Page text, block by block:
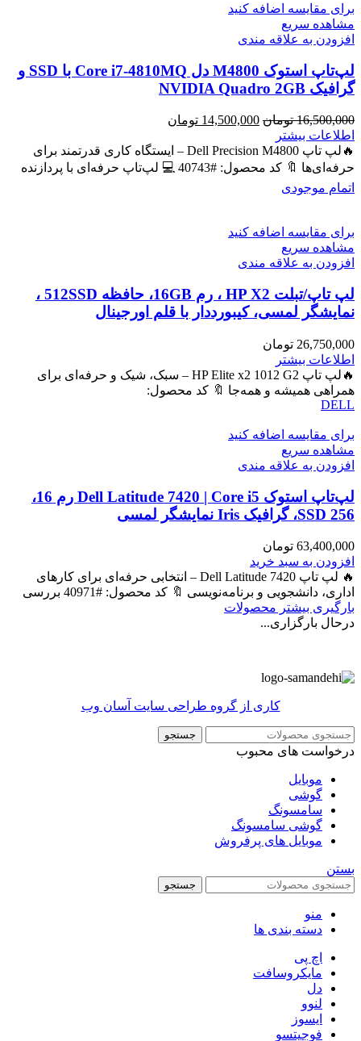
برای مقایسه اضافه کنید
مشاهده سریع
افزودن به علاقه مندی
لپ‌تاپ استوک M4800 دل Core i7-4810MQ با SSD و
گرافیک NVIDIA Quadro 2GB
16,500,000 تومان قیمت
16,500,000 تومان
بود.
14,500,000 تومان
14,500,000 تومان
است.
اطلاعات بیشتر
🔥لپ تاپ Dell Precision M4800 – ایستگاه کاری قدرتمند برای
حرفه‌ای‌ها 🔖 کد محصول: #40743 💻 لپ‌تاپ حرفه‌ای با پردازنده
اتمام موجودی
برای مقایسه اضافه کنید
مشاهده سریع
افزودن به علاقه مندی
لپ تاپ/تبلت HP X2 ، رم 16GB، حافظه 512SSD ،
نمایشگر لمسی، کیبورددار با قلم اورجینال
26,750,000 تومان
اطلاعات بیشتر
🔥لپ تاپ HP Elite x2 1012 G2 – سبک، شیک و حرفه‌ای برای
همراهی همیشه و همه‌جا 🔖 کد محصول:
DELL
برای مقایسه اضافه کنید
مشاهده سریع
افزودن به علاقه مندی
لپ‌تاپ استوک Dell Latitude 7420 | Core i5 رم 16،
SSD 256، گرافیک Iris نمایشگر لمسی
63,400,000 تومان
افزودن به سبد خرید
🔥 لپ تاپ Dell Latitude 7420 – انتخابی حرفه‌ای برای کارهای
اداری، دانشجویی و برنامه‌نویسی 🔖 کد محصول: #40971 بررسی
بارگیری بیشتر محصولات
درحال بارگزاری...
کاری از گروه طراحی سایت آسان وب
جستجو
درخواست های محبوب
موبایل
گوشی
سامسونگ
گوشی سامسونگ
موبایل های پرفروش
بستن
جستجو
منو
دسته بندی ها
اچ پی
مایکروسافت
دل
لنوو
ایسوز
فوجیتسو